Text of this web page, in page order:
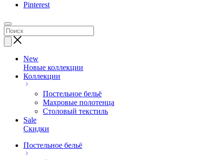
Pinterest
New
Новые коллекции
Коллекции
Постельное бельё
Махровые полотенца
Столовый текстиль
Sale
Скидки
Постельное бельё